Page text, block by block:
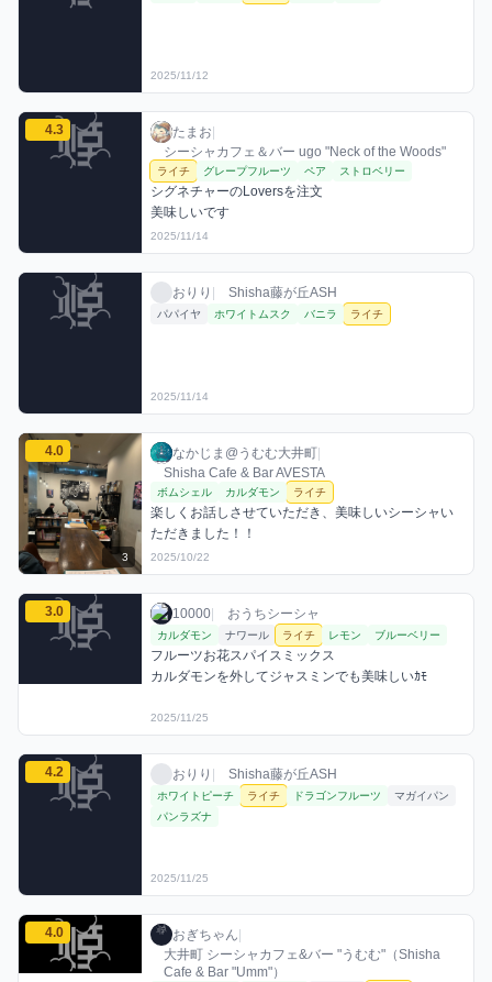
2025/11/12
たまおのライチミックスを見る
4.3 たまお / お店シーシャ / 2025年11月14日
たまお
シーシャカフェ＆バー ugo "Neck of the Woods"
利用フレーバー
ライチ グレープフルーツ ペア ストロベリー
コメント
シグネチャーのLoversを注文
評価
2025/11/14
おりりのライチミックスを見るおりり / お店シーシャ / 2025年11月14日
おりり Shisha藤が丘ASH
利用フレーバー
パパイヤ ホワイトムスク バニラ ライチ
2025/11/14
なかじま@うむむ大井町のライチミックスを見る
4.0
3
なかじま@うむむ大井町 / お店シーシャ /
なかじま@うむむ大井町
Shisha Cafe & Bar AVESTA
利用フレーバー
ボムシェル カルダモン ライチ
コメント
楽しくお話しさせていただき、美味しいシーシャい
ただきました！！
評価
2025/10/22
10000のライチミックスを見る
3.0 10000 / おうちシーシャ / 2025年11月25日
10000 おうちシーシャ
利用フレーバー
カルダモン ナワール ライチ レモン ブルーベリー
コメント
フルーツお花スパイスミックス
カルダモンを外してジャスミンでも美味しいｶﾓ
評価
2025/11/25
おりりのライチミックスを見る
4.2 おりり / お店シーシャ / 2025年11月25日
おりり Shisha藤が丘ASH
利用フレーバー
ホワイトピーチ ライチ ドラゴンフルーツ
マガイパン
パンラズナ
評価
2025/11/25
おぎちゃんのライチミックスを見る
4.0 おぎちゃん / お店シーシャ / 2025年11月29
おぎちゃん
大井町 シーシャカフェ&バー "うむむ"（Shisha
Cafe & Bar "Umm"）
利用フレーバー
コメント
評価